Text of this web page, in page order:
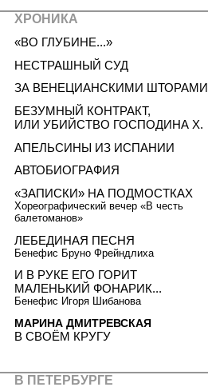
ХРОНИКА
«ВО ГЛУБИНЕ...»
НЕСТРАШНЫЙ СУД
ЗА ВЕНЕЦИАНСКИМИ ШТОРАМИ
БЕЗУМНЫЙ КОНТРАКТ,
ИЛИ УБИЙСТВО ГОСПОДИНА X.
АПЕЛЬСИНЫ ИЗ ИСПАНИИ
АВТОБИОГРАФИЯ
«ЗАПИСКИ» НА ПОДМОСТКАХ
Хореографический вечер «В честь
балетоманов»
ЛЕБЕДИНАЯ ПЕСНЯ
Бенефис Бруно Фрейндлиха
И В РУКЕ ЕГО ГОРИТ
МАЛЕНЬКИЙ ФОНАРИК...
Бенефис Игоря Шибанова
МАРИНА ДМИТРЕВСКАЯ
В СВОЁМ КРУГУ
В ПЕТЕРБУРГЕ